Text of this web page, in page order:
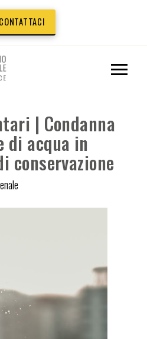
CONTATTACI
| Condanna
di acqua in
conservazione